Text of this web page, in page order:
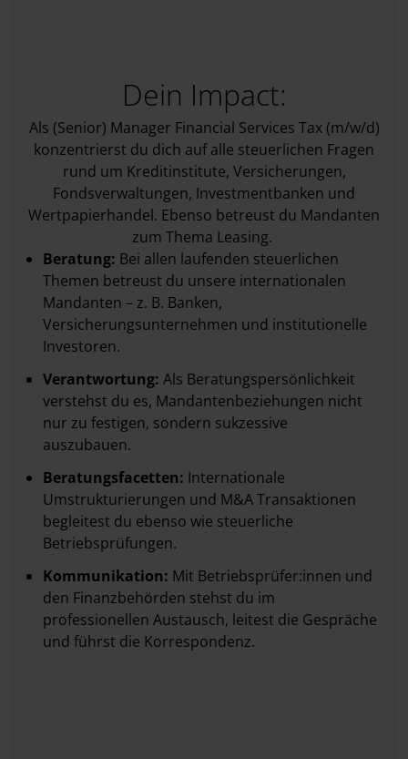
Dein Impact:
Als (Senior) Manager Financial Services Tax (m/w/d)
konzentrierst du dich auf alle steuerlichen Fragen
rund um Kreditinstitute, Versicherungen,
Fondsverwaltungen, Investmentbanken und
Wertpapierhandel. Ebenso betreust du Mandanten
zum Thema Leasing.
Beratung: Bei allen laufenden steuerlichen
Themen betreust du unsere internationalen
Mandanten – z. B. Banken,
Versicherungsunternehmen und institutionelle
Investoren.
Verantwortung: Als Beratungspersönlichkeit
verstehst du es, Mandantenbeziehungen nicht
nur zu festigen, sondern sukzessive
auszubauen.
Beratungsfacetten: Internationale
Umstrukturierungen und M&A Transaktionen
begleitest du ebenso wie steuerliche
Betriebsprüfungen.
Kommunikation: Mit Betriebsprüfer:innen und
den Finanzbehörden stehst du im
professionellen Austausch, leitest die Gespräche
und führst die Korrespondenz.